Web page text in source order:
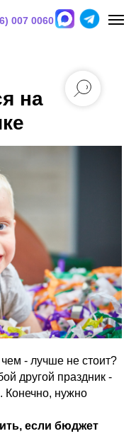
007 0060
на
- лучше не стоит?
другой праздник -
Конечно, нужно
если бюджет